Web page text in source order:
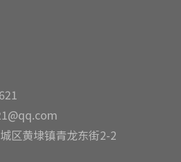
区黄埭镇青龙东街2-2